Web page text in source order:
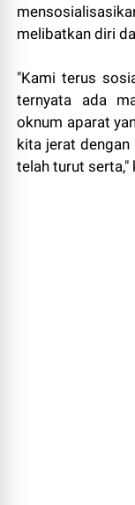
melibatkan diri
"Kami terus
ternyata ada
oknum aparat
kita jerat dengan
telah turut serta,"